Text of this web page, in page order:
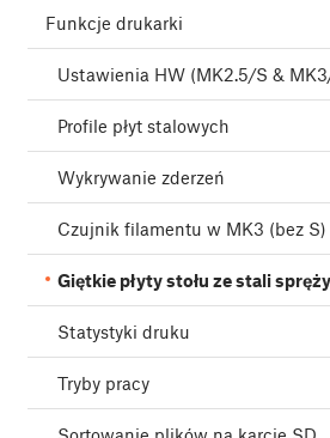
Funkcje drukarki
Ustawienia HW (MK2.5/S &
Profile płyt stalowych
Wykrywanie zderzeń
Czujnik filamentu w MK3 (bez S)
Giętkie płyty stołu ze stali
Statystyki druku
Tryby pracy